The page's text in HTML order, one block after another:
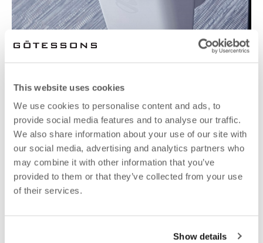
This website uses cookies
We use cookies to personalise content and ads, to
provide social media features and to analyse our traffic.
We also share information about your use of our site with
our social media, advertising and analytics partners who
may combine it with other information that you’ve
provided to them or that they’ve collected from your use
of their services.
Show details
SETUPIT
Erhältlich in weiteren Farben und Varianten.
Ab 97.98 EUR